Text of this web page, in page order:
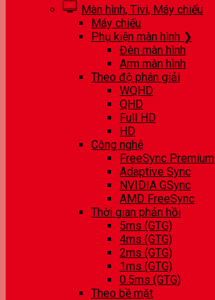
Màn hình, Tivi, Máy chiếu
Máy chiếu
Phụ kiện màn hình ❯
Đèn màn hình
Arm màn hình
Theo độ phân giải
WQHD
QHD
Full HD
HD
Công nghệ
FreeSync Premium
Adaptive Sync
NVIDIA GSync
AMD FreeSync
Thời gian phản hồi
5ms (GTG)
4ms (GTG)
2ms (GTG)
1ms (GTG)
0.5ms (GTG)
Theo bề mặt